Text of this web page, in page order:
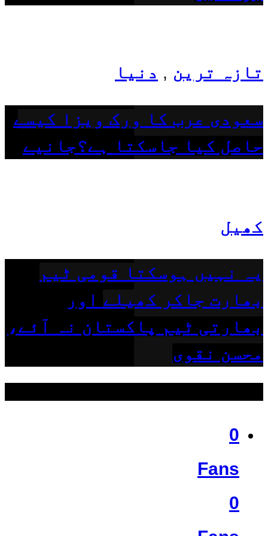
تازہ ترین , دنیا
سعودی عرب کا ورک ویزا کیسے
حاصل کیا جاسکتا ہے؟جانیے
کھیل
یہ نہیں ہوسکتا قومی ٹیم
بھارت جاکر کھیلے اور
بھارتی ٹیم پاکستان نہ آئے،
محسن نقوی
0
Fans
0